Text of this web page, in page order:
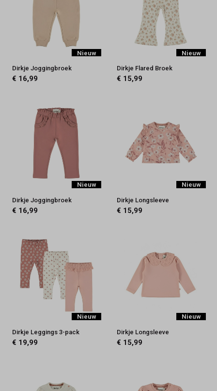
Nieuw
Dirkje Joggingbroek
€ 16,99
Nieuw
Dirkje Flared Broek
€ 15,99
Nieuw
Dirkje Joggingbroek
€ 16,99
Nieuw
Dirkje Longsleeve
€ 15,99
Nieuw
Dirkje Leggings 3-pack
€ 19,99
Nieuw
Dirkje Longsleeve
€ 15,99